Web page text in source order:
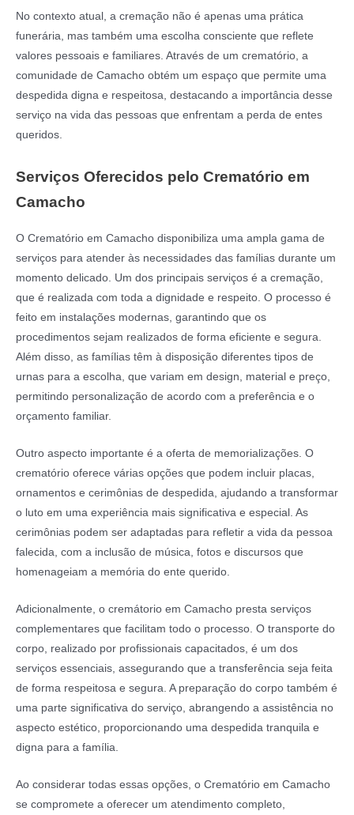
No contexto atual, a cremação não é apenas uma prática
funerária, mas também uma escolha consciente que reflete
valores pessoais e familiares. Através de um crematório, a
comunidade de Camacho obtém um espaço que permite uma
despedida digna e respeitosa, destacando a importância desse
serviço na vida das pessoas que enfrentam a perda de entes
queridos.
Serviços Oferecidos pelo Crematório em
Camacho
O Crematório em Camacho disponibiliza uma ampla gama de
serviços para atender às necessidades das famílias durante um
momento delicado. Um dos principais serviços é a cremação,
que é realizada com toda a dignidade e respeito. O processo é
feito em instalações modernas, garantindo que os
procedimentos sejam realizados de forma eficiente e segura.
Além disso, as famílias têm à disposição diferentes tipos de
urnas para a escolha, que variam em design, material e preço,
permitindo personalização de acordo com a preferência e o
orçamento familiar.
Outro aspecto importante é a oferta de memorializações. O
crematório oferece várias opções que podem incluir placas,
ornamentos e cerimônias de despedida, ajudando a transformar
o luto em uma experiência mais significativa e especial. As
cerimônias podem ser adaptadas para refletir a vida da pessoa
falecida, com a inclusão de música, fotos e discursos que
homenageiam a memória do ente querido.
Adicionalmente, o cremátorio em Camacho presta serviços
complementares que facilitam todo o processo. O transporte do
corpo, realizado por profissionais capacitados, é um dos
serviços essenciais, assegurando que a transferência seja feita
de forma respeitosa e segura. A preparação do corpo também é
uma parte significativa do serviço, abrangendo a assistência no
aspecto estético, proporcionando uma despedida tranquila e
digna para a família.
Ao considerar todas essas opções, o Crematório em Camacho
se compromete a oferecer um atendimento completo,